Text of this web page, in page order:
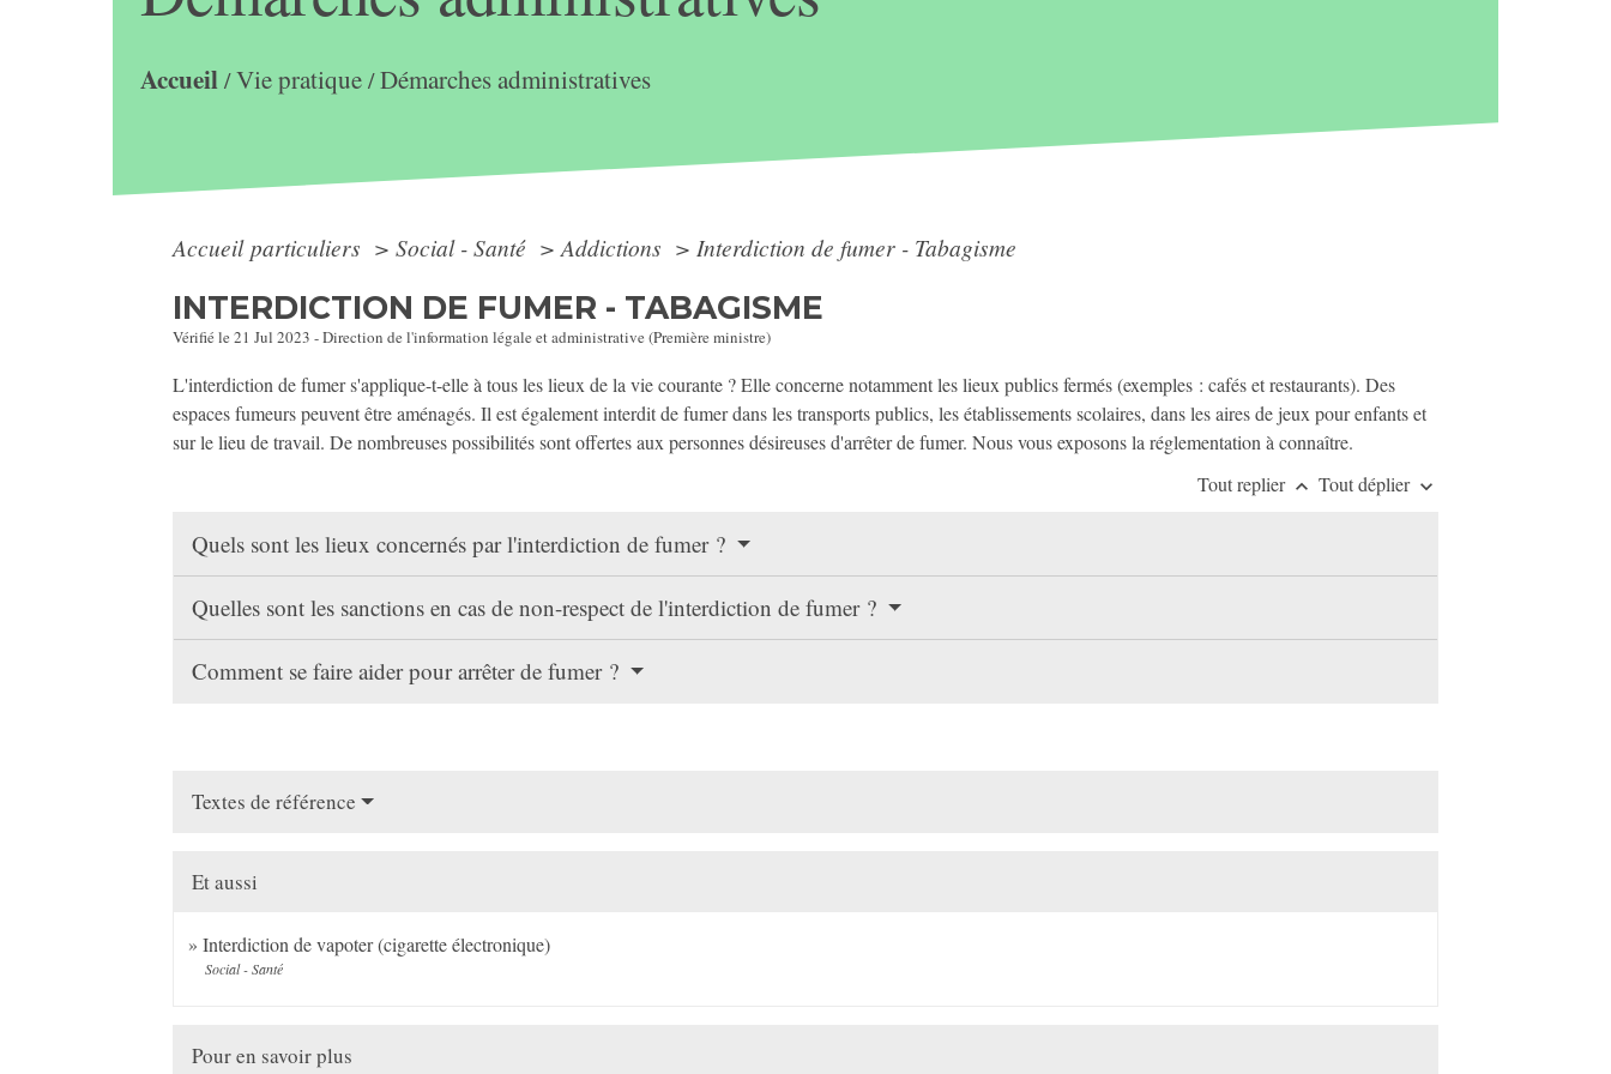
Accueil/Vie pratique/Démarches administratives
Accueil particuliers > Social - Santé > Addictions > Interdiction de fumer - Tabagisme
INTERDICTION DE FUMER - TABAGISME
Vérifié le 21 Jul 2023 - Direction de l'information légale et administrative (Première ministre)
L'interdiction de fumer s'applique-t-elle à tous les lieux de la vie courante ? Elle concerne notamment les lieux publics fermés (exemples : cafés et restaurants). Des
espaces fumeurs peuvent être aménagés. Il est également interdit de fumer dans les transports publics, les établissements scolaires, dans les aires de jeux pour enfants et
sur le lieu de travail. De nombreuses possibilités sont offertes aux personnes désireuses d'arrêter de fumer. Nous vous exposons la réglementation à connaître.
Tout replier keyboard_arrow_up Tout déplier keyboard_arrow_down
Quels sont les lieux concernés par l'interdiction de fumer ?
Quelles sont les sanctions en cas de non-respect de l'interdiction de fumer ?
Comment se faire aider pour arrêter de fumer ?
Textes de référence
Et aussi
Interdiction de vapoter (cigarette électronique)
Social - Santé
Pour en savoir plus